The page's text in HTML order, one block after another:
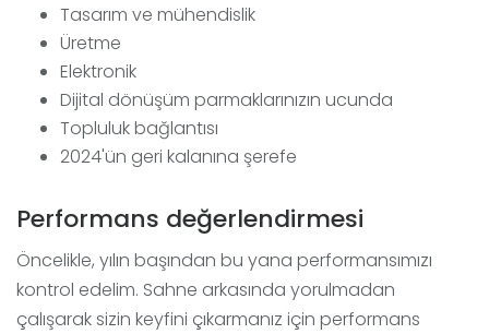
Tasarım ve mühendislik
Üretme
Elektronik
Dijital dönüşüm parmaklarınızın ucunda
Topluluk bağlantısı
2024'ün geri kalanına şerefe
Performans değerlendirmesi
Öncelikle, yılın başından bu yana performansımızı
kontrol edelim. Sahne arkasında yorulmadan
çalışarak sizin keyfini çıkarmanız için performans